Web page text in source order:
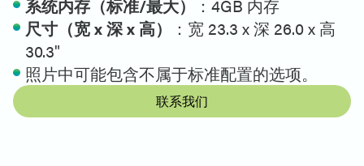
系统内存（标准/最大）
：4GB 内存
尺寸（宽 x 深 x 高）
：宽 23.3 x 深 26.0 x 高
30.3"
照片中可能包含不属于标准配置的选项。
联系我们